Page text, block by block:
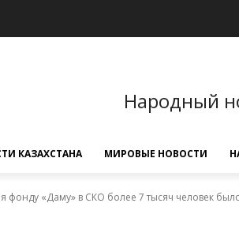
Народный
КАЗАХСТАНА МИРОВЫЕ НОВОСТИ
фонду «Даму» в СКО более 7 тысяч человек